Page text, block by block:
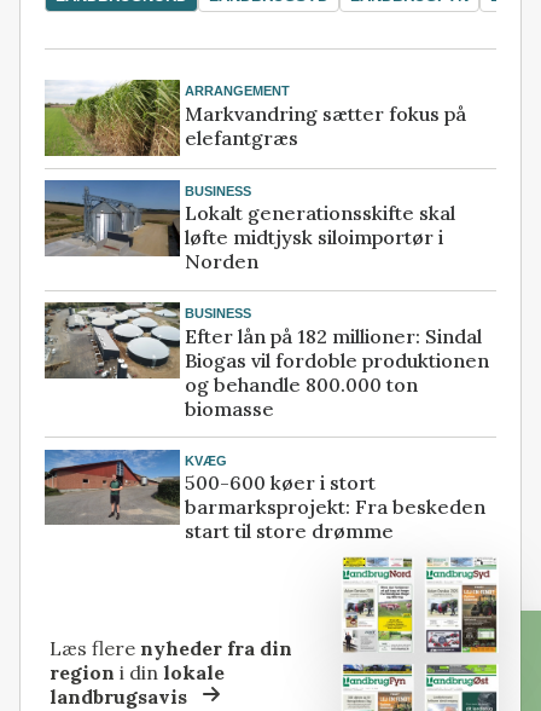
ARRANGEMENT
Markvandring sætter fokus på
elefantgræs
BUSINESS
Lokalt generationsskifte skal
løfte midtjysk siloimportør i
Norden
BUSINESS
Efter lån på 182 millioner: Sindal
Biogas vil fordoble produktionen
og behandle 800.000 ton
biomasse
KVÆG
500-600 køer i stort
barmarksprojekt: Fra beskeden
start til store drømme
Læs flere nyheder fra din
region i dinlokale
landbrugsavis